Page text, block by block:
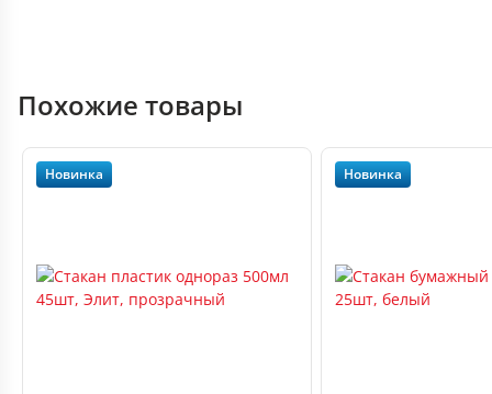
Похожие товары
Новинка Новинка